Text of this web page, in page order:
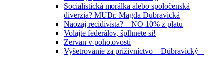
Socialistická morálka alebo spoločenská
diverzia? MUDr. Magda Dubravická
Naozaj recidivista? – NO 10% z platu
Volajte federálov, šplhnete si!
Zervan v pohotovosti
Vyšetrovanie za príživníctvo – Dúbravický –